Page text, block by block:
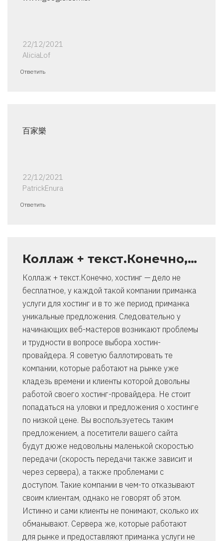
22/12/2021
AliciaLof
Ответить
百家樂
22/12/2021
PatrickEnura
Ответить
Коллаж + текст.Конечно,…
Коллаж + текст.Конечно, хостинг — дело не
бесплатное, у каждой такой компании приманка
услуги для хостинг и в то же период приманка
уникальные предложения. Следовательно у
начинающих веб-мастеров возникают проблемы
и трудности в вопросе выбора хостин-
провайдера. Я советую баллотировать те
компании, которые работают на рынке уже
кладезь времени и клиенты которой довольны
работой своего хостинг-провайдера. Не стоит
попадаться на уловки и предложения о хостинге
по низкой цене. Вы воспользуетесь таким
предложением, а посетители вашего сайта
будут дюже недовольны маленькой скоростью
передачи (скорость передачи также зависит и
через сервера), а также проблемами с
доступом. Такие компании в чем-то отказывают
своим клиентам, однако не говорят об этом.
Истинно и сами клиенты не понимают, сколько их
обманывают. Сервера же, которые работают
для рынке и предоставляют приманка услуги не